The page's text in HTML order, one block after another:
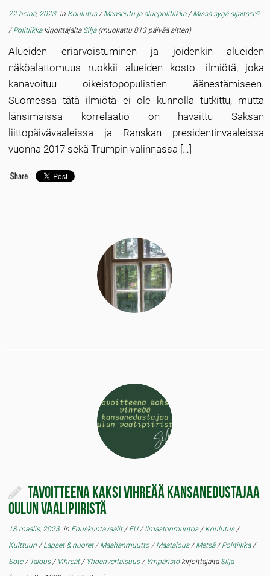
22 heinä, 2023in Koulutus/Maaseutu ja aluepolitiikka/Missä syrjä sijaitsee?
/Politiikka kirjoittajalta Silja(muokattu 813 päivää sitten)
Alueiden eriarvoistuminen ja joidenkin alueiden
näköalattomuus ruokkii alueiden kosto -ilmiötä, joka
kanavoituu oikeistopopulistien äänestämiseen.
Suomessa tätä ilmiötä ei ole kunnolla tutkittu, mutta
länsimaissa korrelaatio on havaittu Saksan
liittopäivävaaleissa ja Ranskan presidentinvaaleissa
vuonna 2017 sekä Trumpin valinnassa […]
Tavoitteena kaksi vihreää kansanedustajaa
Oulun vaalipiiristä
18 maalis, 2023in Eduskuntavaalit/EU/Ilmastonmuutos/Koulutus/
Kulttuuri/Lapset & nuoret/Maahanmuutto/Maatalous/Metsä/Politiikka/
Sote/ Talous/ Vihreät/ Yhdenvertaisuus/ Ympäristö kirjoittajalta Silja